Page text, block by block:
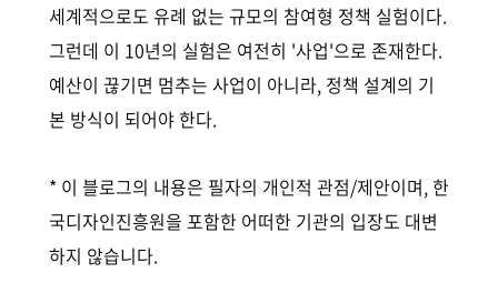
세계적으로도 유례 없는 규모의 참여형 정책 실험이다.
그런데 이 10년의 실험은 여전히 '사업'으로 존재한다.
예산이 끊기면 멈추는 사업이 아니라, 정책 설계의 기
본 방식이 되어야 한다.
* 이 블로그의 내용은 필자의 개인적 관점/제안이며, 한
국디자인진흥원을 포함한 어떠한 기관의 입장도 대변
하지 않습니다.